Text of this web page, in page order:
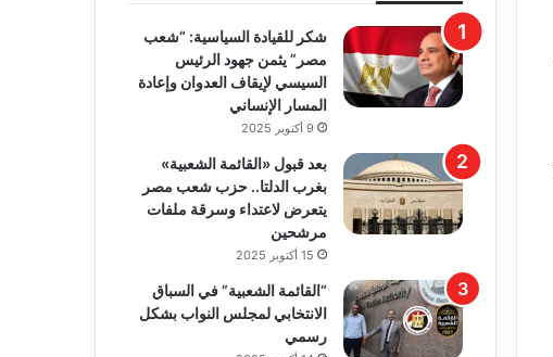
​شكر للقيادة السياسية: “شعب
مصر” يثمن جهود الرئيس
السيسي لإيقاف العدوان وإعادة
المسار الإنساني
9 أكتوبر 2025
بعد قبول «القائمة الشعبية»
بغرب الدلتا.. حزب شعب مصر
يتعرض لاعتداء وسرقة ملفات
مرشحين
15 أكتوبر 2025
“القائمة الشعبية” في السباق
الانتخابي لمجلس النواب بشكل
رسمي